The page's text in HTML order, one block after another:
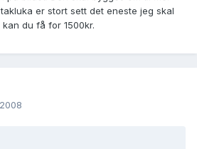
er stort sett det eneste jeg skal
du få for 1500kr.